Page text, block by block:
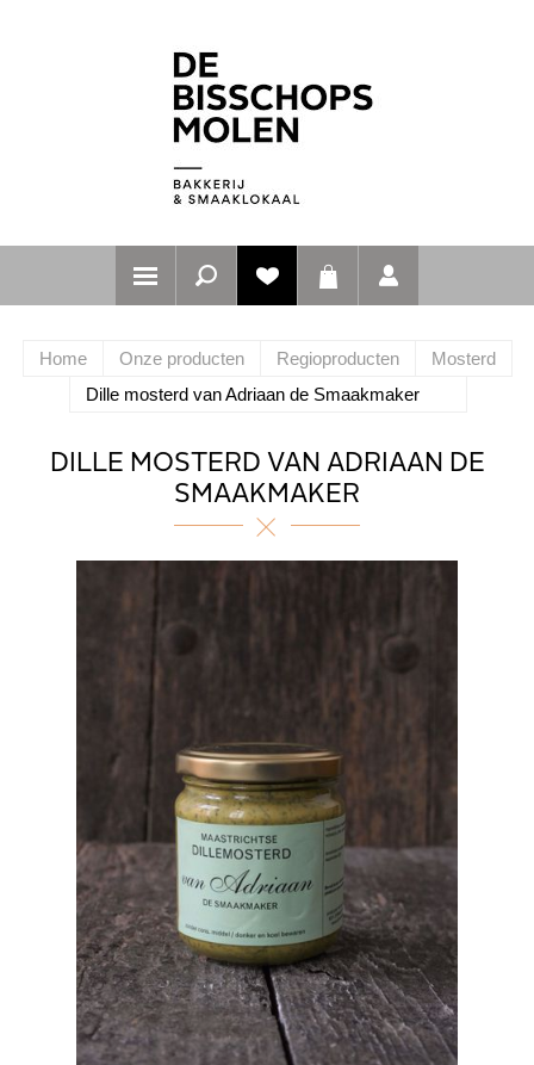
Home Onze producten Regioproducten
Mosterd
Dille mosterd van Adriaan de Smaakmaker
DILLE MOSTERD VAN ADRIAAN DE
SMAAKMAKER